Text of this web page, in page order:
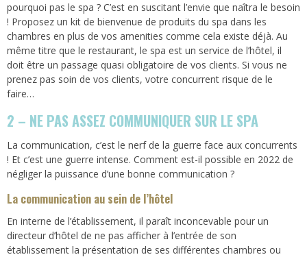
pourquoi pas le spa ? C’est en suscitant l’envie que naîtra le besoin
! Proposez un kit de bienvenue de produits du spa dans les
chambres en plus de vos amenities comme cela existe déjà. Au
même titre que le restaurant, le spa est un service de l’hôtel, il
doit être un passage quasi obligatoire de vos clients. Si vous ne
prenez pas soin de vos clients, votre concurrent risque de le
faire…
2 – NE PAS ASSEZ COMMUNIQUER SUR LE SPA
La communication, c’est le nerf de la guerre face aux concurrents
! Et c’est une guerre intense. Comment est-il possible en 2022 de
négliger la puissance d’une bonne communication ?
La communication au sein de l’hôtel
En interne de l’établissement, il paraît inconcevable pour un
directeur d’hôtel de ne pas afficher à l’entrée de son
établissement la présentation de ses différentes chambres ou